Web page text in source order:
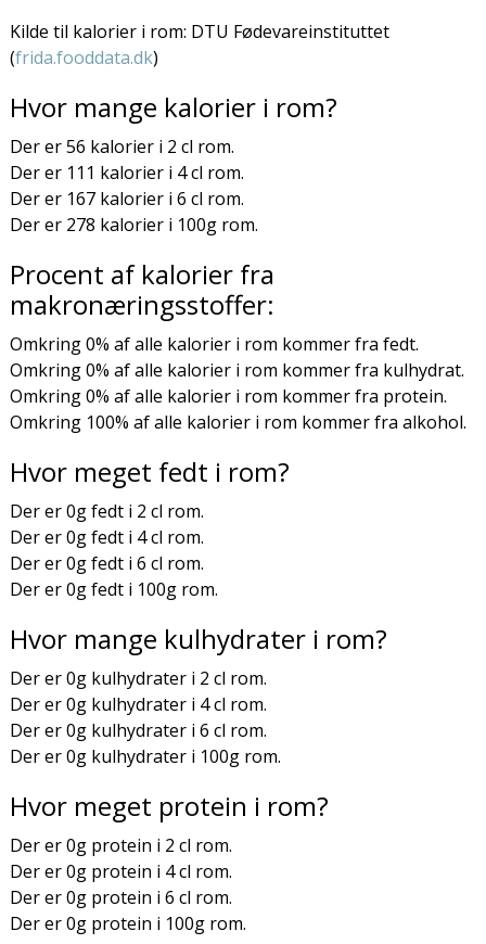
Kilde til kalorier i rom: DTU Fødevareinstituttet
(frida.fooddata.dk)
Hvor mange kalorier i rom?
Der er 56 kalorier i 2 cl rom.
Der er 111 kalorier i 4 cl rom.
Der er 167 kalorier i 6 cl rom.
Der er 278 kalorier i 100g rom.
Procent af kalorier fra
makronæringsstoffer:
Omkring 0% af alle kalorier i rom kommer fra fedt.
Omkring 0% af alle kalorier i rom kommer fra kulhydrat.
Omkring 0% af alle kalorier i rom kommer fra protein.
Omkring 100% af alle kalorier i rom kommer fra alkohol.
Hvor meget fedt i rom?
Der er 0g fedt i 2 cl rom.
Der er 0g fedt i 4 cl rom.
Der er 0g fedt i 6 cl rom.
Der er 0g fedt i 100g rom.
Hvor mange kulhydrater i rom?
Der er 0g kulhydrater i 2 cl rom.
Der er 0g kulhydrater i 4 cl rom.
Der er 0g kulhydrater i 6 cl rom.
Der er 0g kulhydrater i 100g rom.
Hvor meget protein i rom?
Der er 0g protein i 2 cl rom.
Der er 0g protein i 4 cl rom.
Der er 0g protein i 6 cl rom.
Der er 0g protein i 100g rom.